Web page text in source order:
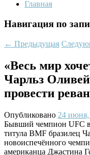
Главная
Навигация по
← Предыдущая
«Весь мир
Чарльз
провести
Опубликовано 24 июня,
Бывший чемпион UFC в
титула BMF бразилец
новоиспечённого
американца Джастина